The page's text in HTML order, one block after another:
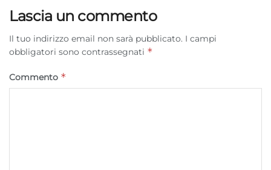
Lascia un commento
Il tuo indirizzo email non sarà pubblicato. I campi
obbligatori sono contrassegnati *
Commento *